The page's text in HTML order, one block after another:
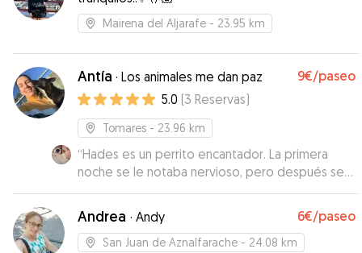
Mairena del Aljarafe - 23.95 km
Antía · Los animales me dan paz 9€/paseo
5.0 (3 Reservas)
Tomares - 23.96 km
“Hades es un perrito encantador. La primera
noche se le notaba nervioso, pero después se
portó super bien y estuvo más calmado. Se lo ha
pasado genial 😃
Andrea · Andy 6€/paseo
San Juan de Aznalfarache - 24.08 km